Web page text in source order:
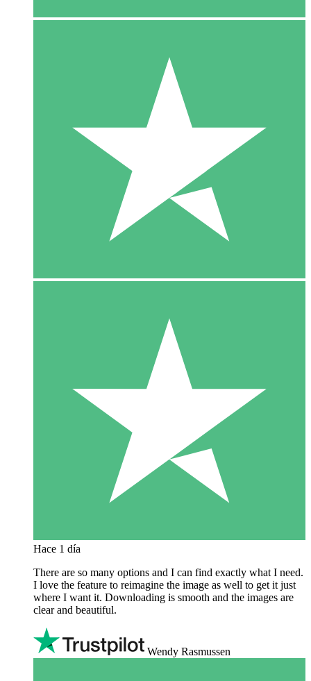
Hace 1 día
There are so many options and I can find exactly what I need.
I love the feature to reimagine the image as well to get it just
where I want it. Downloading is smooth and the images are
clear and beautiful.
Wendy Rasmussen